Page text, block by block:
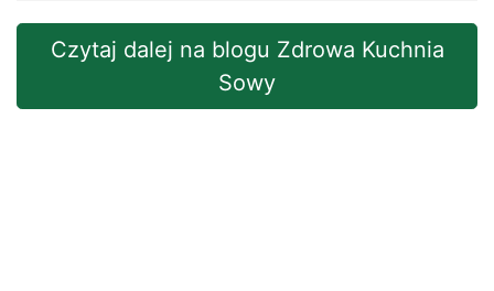
Czytaj dalej na blogu Zdrowa Kuchnia
Sowy